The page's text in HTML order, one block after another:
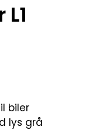
biler
lys grå